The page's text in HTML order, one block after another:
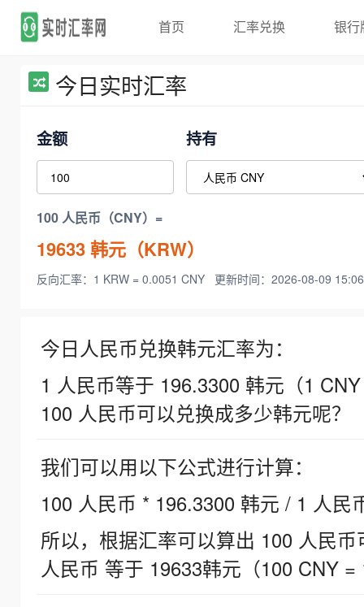
首页 汇率兑换 银行
今日实时汇率
金额 持有
100 人民币（CNY）=
19633韩元（KRW）
反向汇率：1 KRW = 0.0051 CNY 更新时间：2026-08-09
今日人民币兑换韩元汇率为：
1 人民币等于 196.3300 韩元（1
100 人民币可以兑换成多少韩元呢？
我们可以用以下公式进行计算：
100 人民币 * 196.3300 韩元 / 1 人民
所以，根据汇率可以算出 100 人民
人民币 等于 19633韩元（100 CNY =